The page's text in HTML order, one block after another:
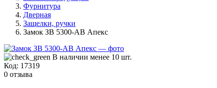
Фурнитура
Дверная
Защелки, ручки
Замок ЗВ 5300-АВ Апекс
В наличии менее 10 шт.
Код: 17319
0 отзыва